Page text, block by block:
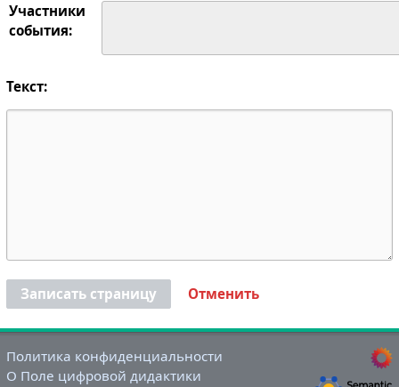
Участники
события:
Текст:
Записать страницу Отменить
Политика конфиденциальности
О Поле цифровой дидактики